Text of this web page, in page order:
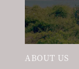
ABOUT US